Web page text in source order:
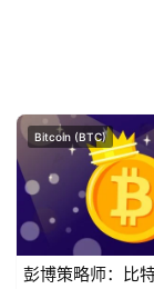
Bitcoin (BTC)
彭博策略师：比